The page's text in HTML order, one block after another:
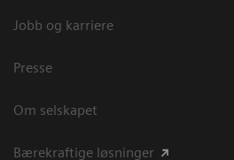
Jobb og karriere
Presse
Om selskapet
Bærekraftige løsninger